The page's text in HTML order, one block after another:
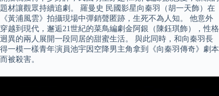
題材讓觀眾持續追劇。 羅曼史 民國影星向秦羽（胡一天飾）在
《黃浦風雲》拍攝現場中彈銷聲匿跡，生死不為人知。 他意外
穿越到現代，邂逅21世紀的菜鳥編劇金阿銀（陳鈺琪飾），性格
迥異的兩人展開一段同居的甜蜜生活。 與此同時，和向秦羽長
得一模一樣青年演員池宇因空降男主角拿到《向秦羽傳奇》劇本
而被殺害。